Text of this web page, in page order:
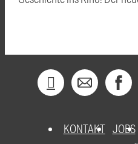
KONTAKT JOBS